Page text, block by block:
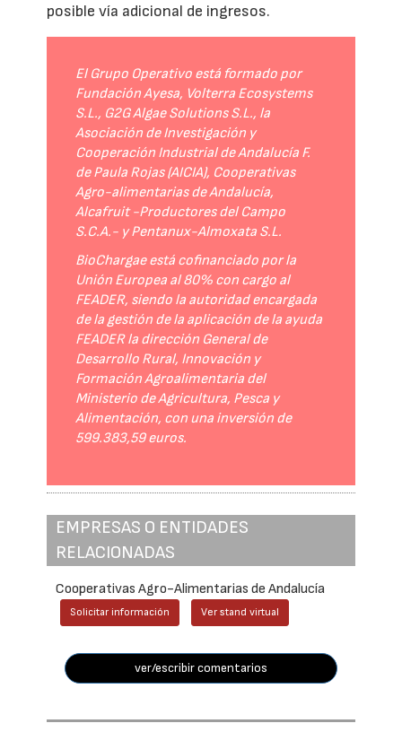
posible vía adicional de ingresos.
El Grupo Operativo está formado por
Fundación Ayesa, Volterra Ecosystems
S.L., G2G Algae Solutions S.L., la
Asociación de Investigación y
Cooperación Industrial de Andalucía F.
de Paula Rojas (AICIA), Cooperativas
Agro-alimentarias de Andalucía,
Alcafruit -Productores del Campo
S.C.A.- y Pentanux-Almoxata S.L.
BioChargae está cofinanciado por la
Unión Europea al 80% con cargo al
FEADER, siendo la autoridad encargada
de la gestión de la aplicación de la ayuda
FEADER la dirección General de
Desarrollo Rural, Innovación y
Formación Agroalimentaria del
Ministerio de Agricultura, Pesca y
Alimentación, con una inversión de
599.383,59 euros.
EMPRESAS O ENTIDADES
RELACIONADAS
Cooperativas Agro-Alimentarias de Andalucía
Solicitar información Ver stand virtual
ver/escribir comentarios